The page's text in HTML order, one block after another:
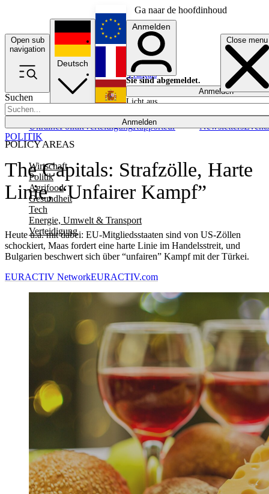
Ga naar de hoofdinhoud
Open sub
navigation
Close menu
Suchen
Anmelden
POLICY AREAS
Wirtschaft
Politik
Agrifood
Gesundheit
Tech
Energie, Umwelt & Transport
Verteidigung
UkrainePolitikVerteidigungRapporteur NewslettersEvents
Deutsch
English
Français
Anmelden
Sie sind abgemeldet.
Anmelden
Licht aus
The Capitals: Strafzölle, Harte
Linie, “Unfairer Kampf”
Heute u.a. mit dabei: EU-Mitgliedsstaaten sind von US-Zöllen
schockiert, Maas fordert eine harte Linie im Handelsstreit, und
Bulgarien beschwert sich über “unfairen” Kampf mit der Türkei.
POLITIK
EURACTIV NetworkEURACTIV.com